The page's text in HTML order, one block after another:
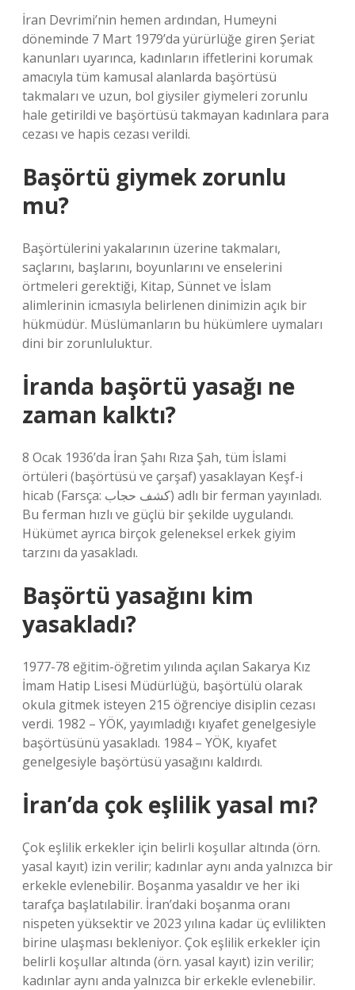
İran Devrimi’nin hemen ardından, Humeyni
döneminde 7 Mart 1979’da yürürlüğe giren Şeriat
kanunları uyarınca, kadınların iffetlerini korumak
amacıyla tüm kamusal alanlarda başörtüsü
takmaları ve uzun, bol giysiler giymeleri zorunlu
hale getirildi ve başörtüsü takmayan kadınlara para
cezası ve hapis cezası verildi.
Başörtü giymek zorunlu
mu?
Başörtülerini yakalarının üzerine takmaları,
saçlarını, başlarını, boyunlarını ve enselerini
örtmeleri gerektiği, Kitap, Sünnet ve İslam
alimlerinin icmasıyla belirlenen dinimizin açık bir
hükmüdür. Müslümanların bu hükümlere uymaları
dini bir zorunluluktur.
İranda başörtü yasağı ne
zaman kalktı?
8 Ocak 1936’da İran Şahı Rıza Şah, tüm İslami
örtüleri (başörtüsü ve çarşaf) yasaklayan Keşf-i
hicab (Farsça: کشف حجاب) adlı bir ferman yayınladı.
Bu ferman hızlı ve güçlü bir şekilde uygulandı.
Hükümet ayrıca birçok geleneksel erkek giyim
tarzını da yasakladı.
Başörtü yasağını kim
yasakladı?
1977-78 eğitim-öğretim yılında açılan Sakarya Kız
İmam Hatip Lisesi Müdürlüğü, başörtülü olarak
okula gitmek isteyen 215 öğrenciye disiplin cezası
verdi. 1982 – YÖK, yayımladığı kıyafet genelgesiyle
başörtüsünü yasakladı. 1984 – YÖK, kıyafet
genelgesiyle başörtüsü yasağını kaldırdı.
İran’da çok eşlilik yasal mı?
Çok eşlilik erkekler için belirli koşullar altında (örn.
yasal kayıt) izin verilir; kadınlar aynı anda yalnızca bir
erkekle evlenebilir. Boşanma yasaldır ve her iki
tarafça başlatılabilir. İran’daki boşanma oranı
nispeten yüksektir ve 2023 yılına kadar üç evlilikten
birine ulaşması bekleniyor. Çok eşlilik erkekler için
belirli koşullar altında (örn. yasal kayıt) izin verilir;
kadınlar aynı anda yalnızca bir erkekle evlenebilir.